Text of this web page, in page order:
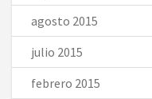
agosto 2015
julio 2015
febrero 2015